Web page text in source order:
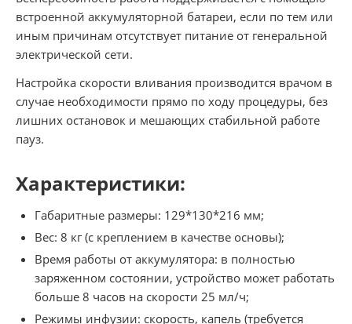
встроенной аккумуляторной батареи, если по тем или
иным причинам отсутствует питание от генеральной
электрической сети.
Настройка скорости вливания производится врачом в
случае необходимости прямо по ходу процедуры, без
лишних остановок и мешающих стабильной работе
пауз.
Характеристики:
Габаритные размеры: 129*130*216 мм;
Вес: 8 кг (с креплением в качестве основы);
Время работы от аккумулятора: в полностью
заряженном состоянии, устройство может работать
больше 8 часов на скорости 25 мл/ч;
Режимы инфузии: скорость, капель (требуется